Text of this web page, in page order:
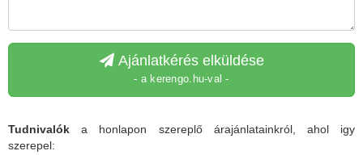
Ajánlatkérés elküldése
- a kerengo.hu-val -
Tudnivalók a honlapon szereplő árajánlatainkról, ahol igy
szerepel: